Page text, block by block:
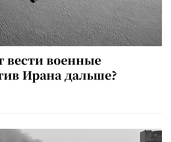
вести военные
Ирана дальше?